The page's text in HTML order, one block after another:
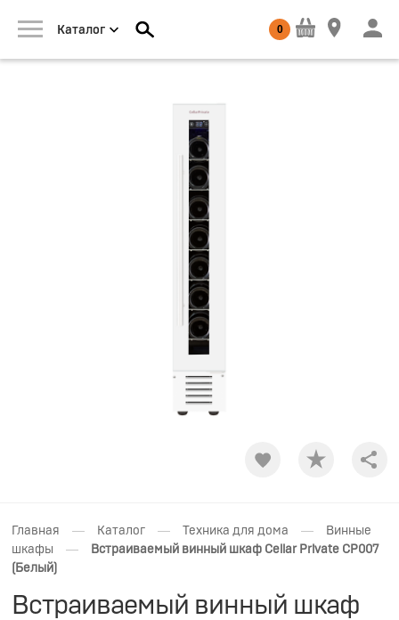
Каталог 0
Главная — Каталог — Техника для дома —
Винные
шкафы
—
Встраиваемый винный шкаф Cellar Private CP007
(Белый)
Встраиваемый винный шкаф